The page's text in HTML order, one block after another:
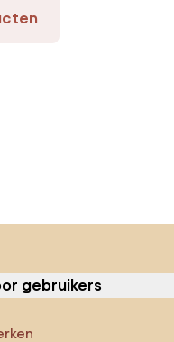
gebruikers